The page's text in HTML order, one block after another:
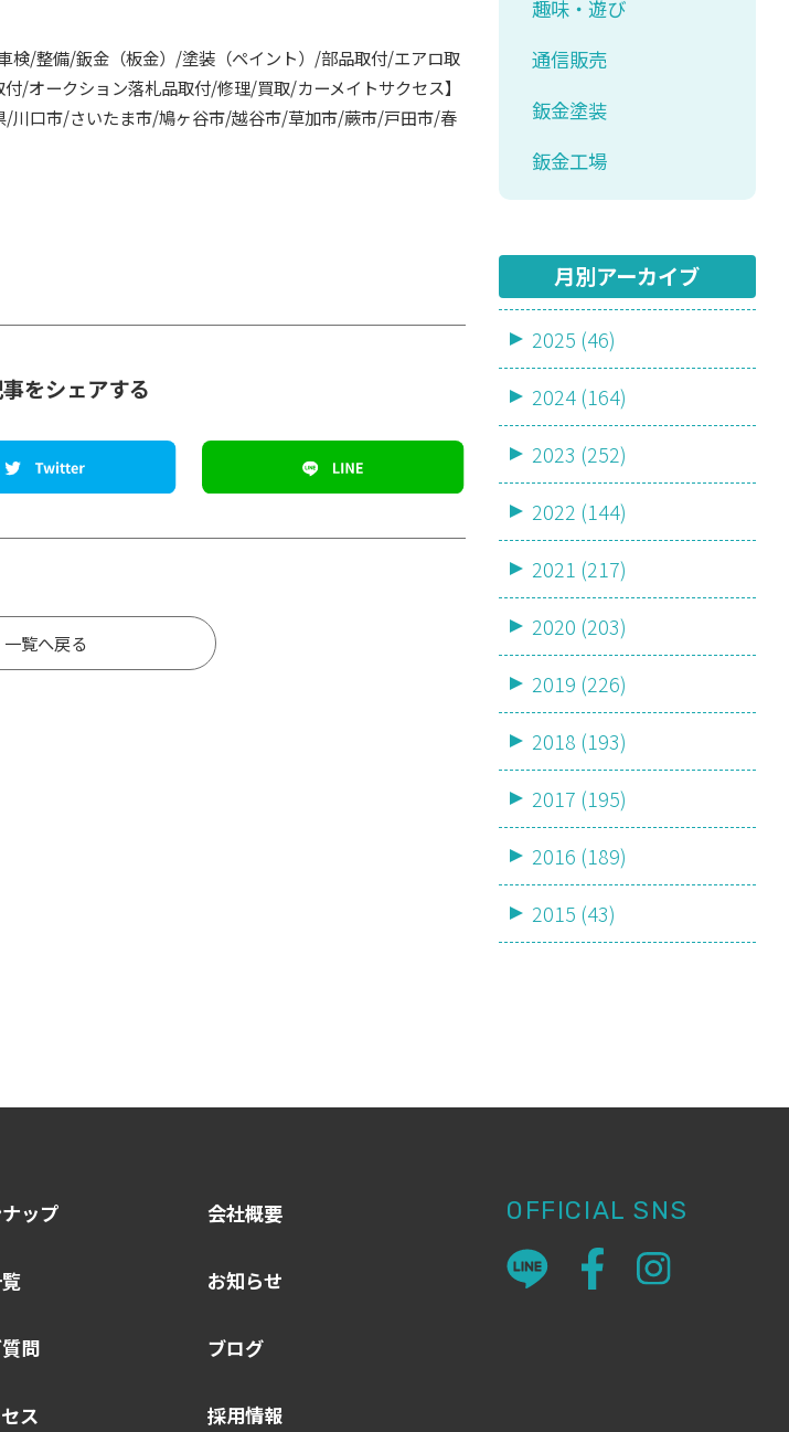
/整備/鈑金（板金）/塗装（ペイント）/部品取付/エアロ取
/オークション落札品取付/修理/買取/カーメイトサクセス】
口市/さいたま市/鳩ヶ谷市/越谷市/草加市/蕨市/戸田市/春
をシェアする
一覧へ戻る
趣味・遊び
通信販売
鈑金塗装
鈑金工場
月別アーカイブ
2025 (46)
2024 (164)
2023 (252)
2022 (144)
2021 (217)
2020 (203)
2019 (226)
2018 (193)
2017 (195)
2016 (189)
2015 (43)
ップ
問
ス
会社概要
お知らせ
ブログ
採用情報
OFFICIAL SNS